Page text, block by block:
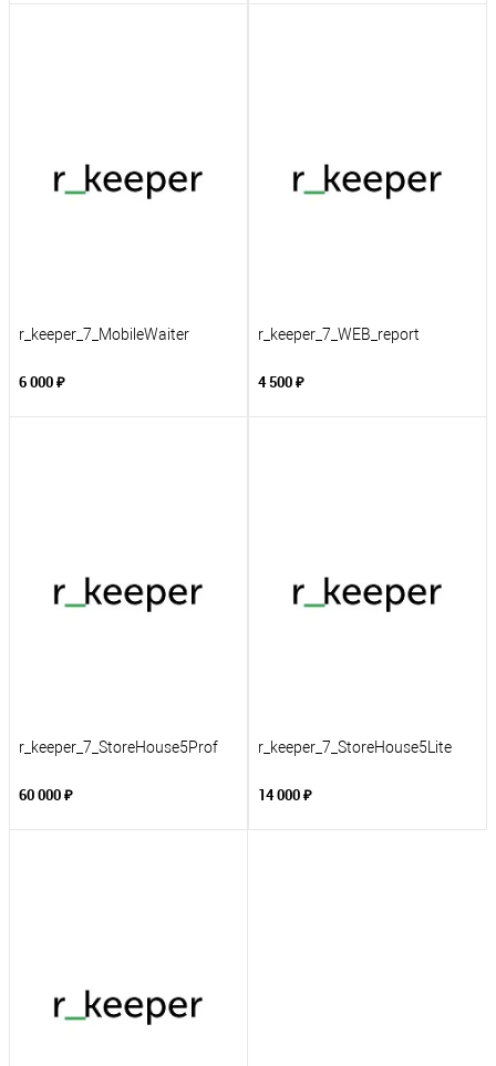
r_keeper_7_MobileWaiter
6 000 ₽
r_keeper_7_WEB_report
4 500 ₽
r_keeper_7_StoreHouse5Prof
60 000 ₽
r_keeper_7_StoreHouse5Lite
14 000 ₽